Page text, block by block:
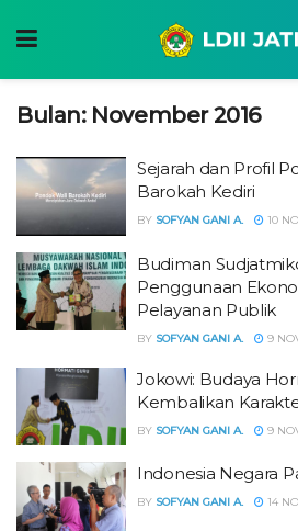
Bulan: November 2016
Sejarah dan Profil
Barokah Kediri
BY SOFYAN GANI A. 10
Budiman
Penggunaan
Pelayanan Publik
BY SOFYAN GANI A. 9
⁠⁠⁠Jokowi: Budaya
Kembalikan
BY SOFYAN GANI A. 9
Indonesia Negara
BY SOFYAN GANI A. 14